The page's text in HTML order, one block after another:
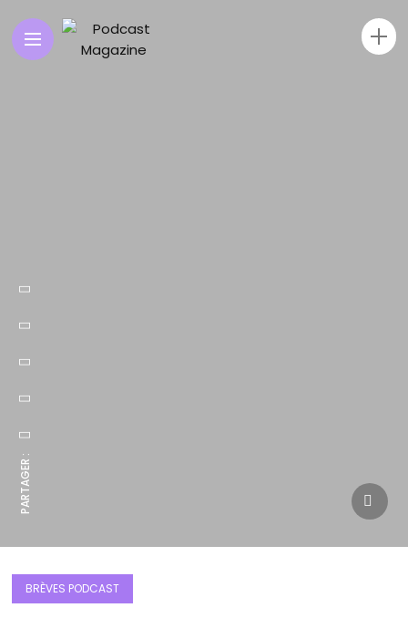
PARTAGER :
BRÈVES PODCAST